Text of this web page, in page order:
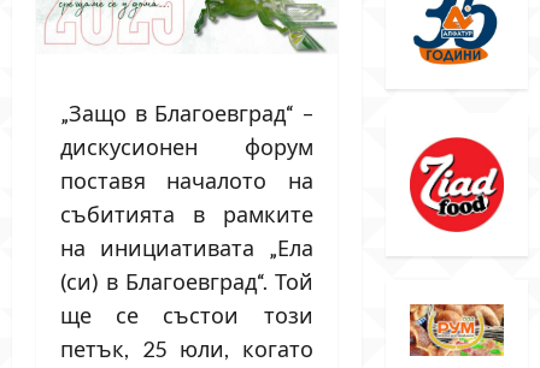
„Защо в Благоевград“ –
дискусионен форум
поставя началото на
събитията в рамките
на инициативата „Ела
(си) в Благоевград“. Той
ще се състои този
петък, 25 юли, когато